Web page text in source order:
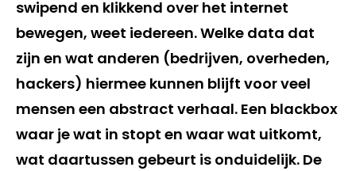
swipend en klikkend over het internet
bewegen, weet iedereen. Welke data dat
zijn en wat anderen (bedrijven, overheden,
hackers) hiermee kunnen blijft voor veel
mensen een abstract verhaal. Een blackbox
waar je wat in stopt en waar wat uitkomt,
wat daartussen gebeurt is onduidelijk. De